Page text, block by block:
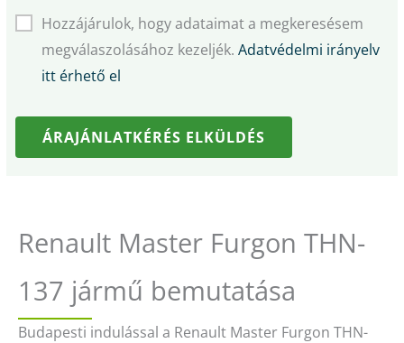
Hozzájárulok, hogy adataimat a megkeresésem
megválaszolásához kezeljék. Adatvédelmi irányelv
itt érhető el
ÁRAJÁNLATKÉRÉS ELKÜLDÉS
Renault Master Furgon THN-
137 jármű bemutatása
Budapesti indulással a Renault Master Furgon THN-